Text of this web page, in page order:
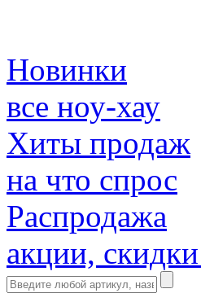
Новинки
все ноу-хау
Хиты продаж
на что спрос
Распродажа
акции,